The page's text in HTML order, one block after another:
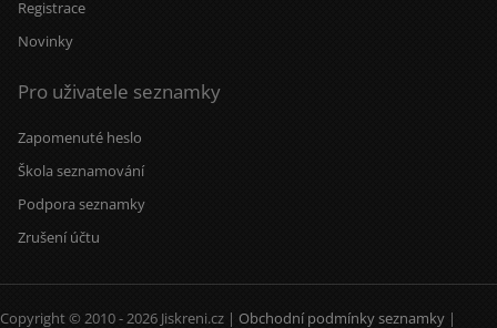
Registrace
Novinky
Pro uživatele seznamky
Zapomenuté heslo
Škola seznamování
Podpora seznamky
Zrušení účtu
Copyright © 2010 - 2026 Jiskreni.cz | Obchodní podmínky seznamky |